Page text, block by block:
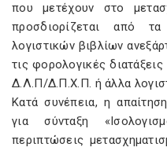
που μετέχουν στο
προσδιορίζεται από
λογιστικών βιβλίων
τις φορολογικές
Δ.Λ.Π/Δ.Π.X.Π. ή άλλα
Kατά συνέπεια, η
για σύνταξη
περιπτώσεις